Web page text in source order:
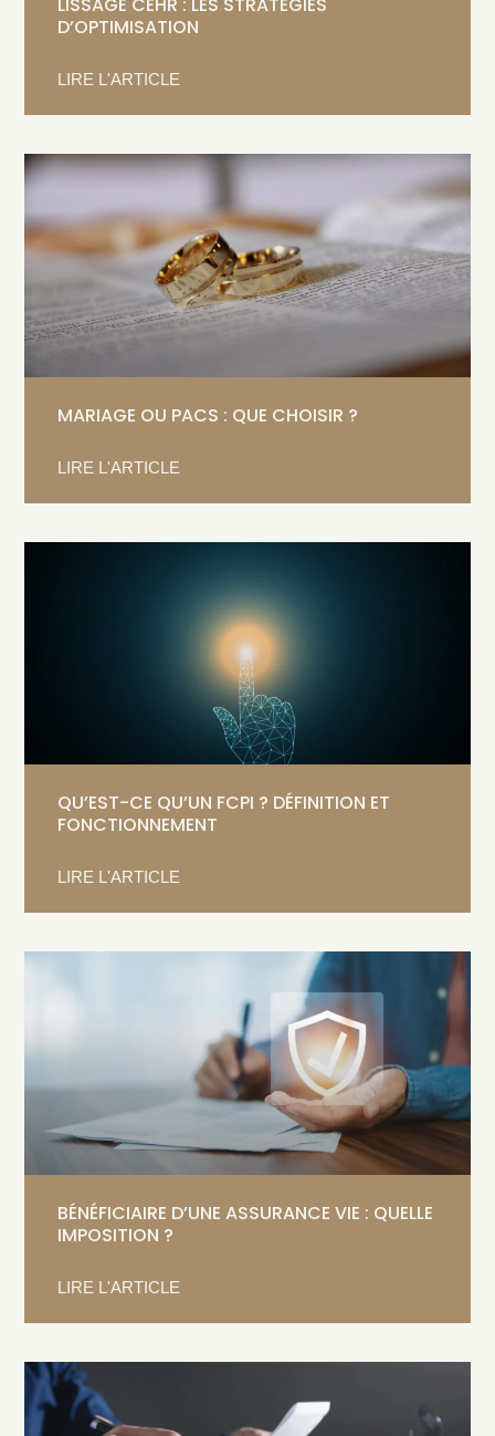
D’OPTIMISATION
LIRE L'ARTICLE
MARIAGE OU PACS : QUE CHOISIR ?
LIRE L'ARTICLE
QU’EST-CE QU’UN FCPI ? DÉFINITION ET
FONCTIONNEMENT
LIRE L'ARTICLE
BÉNÉFICIAIRE D’UNE ASSURANCE VIE : QUELLE
IMPOSITION ?
LIRE L'ARTICLE